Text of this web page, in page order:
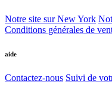
Notre site sur New York
Conditions générales de
aide
Contactez-nous Suivi de